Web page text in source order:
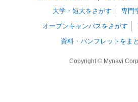
大学・短大をさがす
専門
オープンキャンパスをさがす
資料・パンフレットをま
Copyright © Mynavi